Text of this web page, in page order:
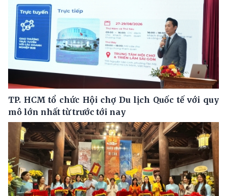
TP. HCM tổ chức Hội chợ Du lịch Quốc tế với quy
mô lớn nhất từ trước tới nay